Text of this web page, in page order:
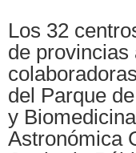
Los 32
de provincias
del Parque
y
Astronómica